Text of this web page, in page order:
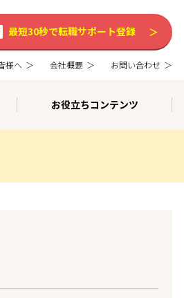
最短30秒で転職サポート登録
様へ 会社概要 お問い合わせ
お役立ちコンテンツ